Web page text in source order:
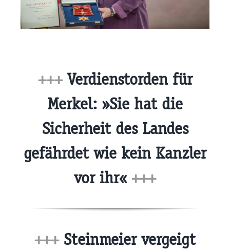
+++Verdienstorden für
Merkel: »Sie hat die
Sicherheit des Landes
gefährdet wie kein Kanzler
vor ihr« +++
+++Steinmeier vergeigt